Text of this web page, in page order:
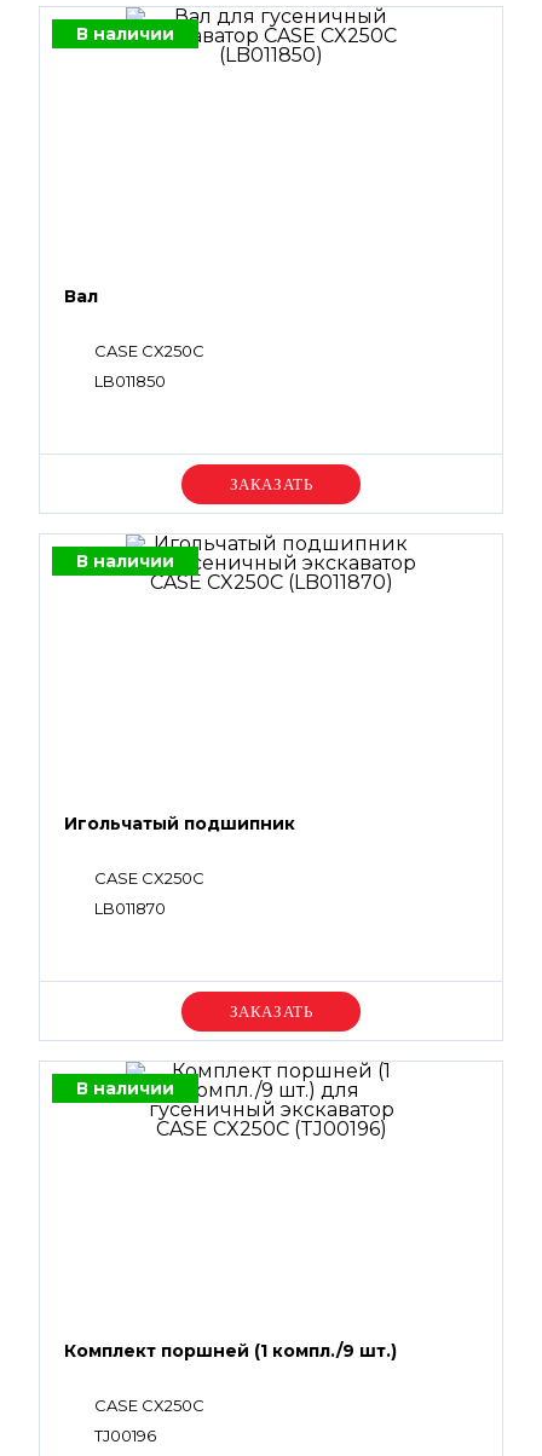
В наличии
Вал
CASE CX250С
LB011850
Уточняйте цену
В наличии
Игольчатый подшипник
CASE CX250С
LB011870
Уточняйте цену
В наличии
Комплект поршней (1 компл./9 шт.)
CASE CX250С
TJ00196